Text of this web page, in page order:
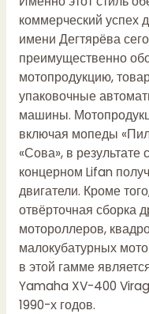
коммерческий успех
имени Дегтярёва
преимущественно
мотопродукцию,
упаковочные
машины.
включая мопеды
«Сова», в результате
концерном Lifan
двигатели. Кроме
отвёрточная сборка
мотороллеров,
малокубатурных
в этой гамме
Yamaha XV-400
1990-х годов.